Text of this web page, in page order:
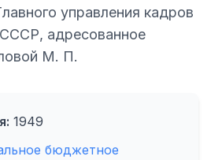
управления кадров
адресованное
М. П.
1949
бюджетное